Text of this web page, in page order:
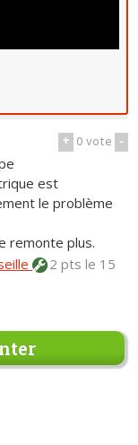
+ 0vote -
est
le problème
remonte plus.
2 ptsle 15